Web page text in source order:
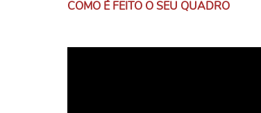
COMO É FEITO O SEU QUADRO